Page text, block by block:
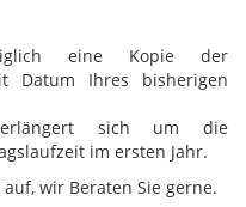
eine Kopie der
Datum Ihres bisherigen
verlängert sich um die
im ersten Jahr.
wir Beraten Sie gerne.